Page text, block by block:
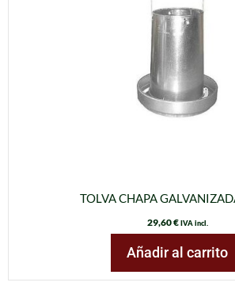
TOLVA CHAPA
29,60€ IVA incl.
Añadir al carrito